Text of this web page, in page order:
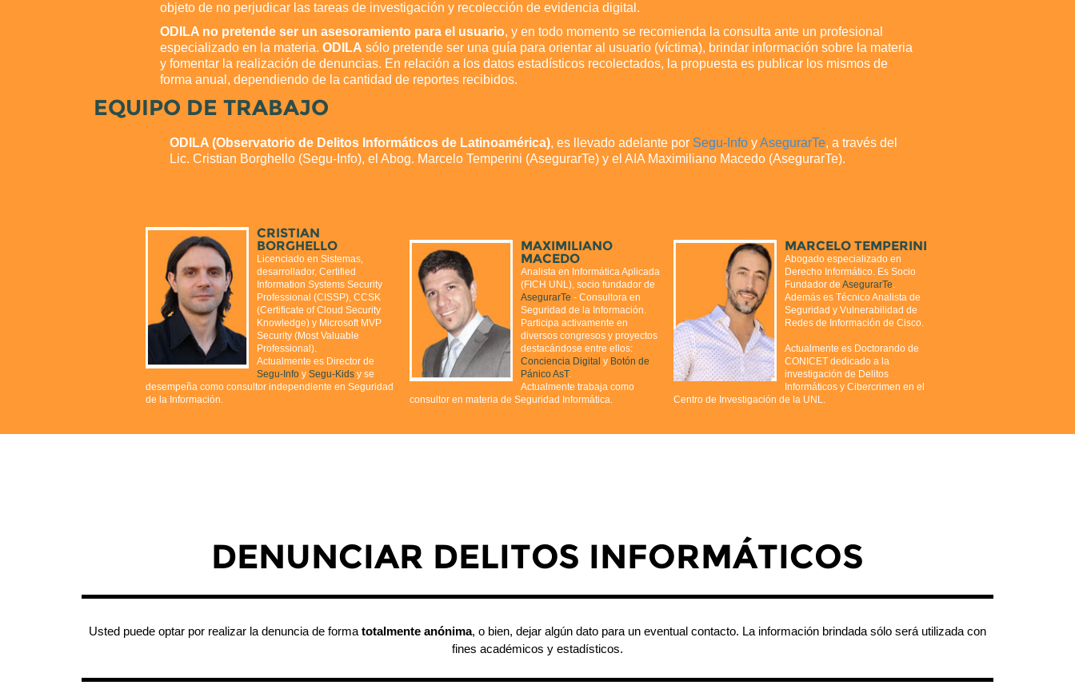
objeto de no perjudicar las tareas de investigación y recolección de evidencia digital.
ODILA no pretende ser un asesoramiento para el usuario, y en todo momento se recomienda la consulta ante un profesional
especializado en la materia. ODILA sólo pretende ser una guía para orientar al usuario (víctima), brindar información sobre la materia
y fomentar la realización de denuncias. En relación a los datos estadísticos recolectados, la propuesta es publicar los mismos de
forma anual, dependiendo de la cantidad de reportes recibidos.
EQUIPO DE TRABAJO
ODILA (Observatorio de Delitos Informáticos de Latinoamérica), es llevado adelante por Segu-Info yAsegurarTe, a través del
Lic. Cristian Borghello (Segu-Info), el Abog. Marcelo Temperini (AsegurarTe) y el AIA Maximiliano Macedo (AsegurarTe).
CRISTIAN
BORGHELLO
Licenciado en Sistemas,
desarrollador, Certified
Information Systems Security
Professional (CISSP), CCSK
(Certificate of Cloud Security
Knowledge) y Microsoft MVP
Security (Most Valuable
Professional).
Actualmente es Director de
Segu-Info y Segu-Kids y se
desempeña como consultor independiente en Seguridad
de la Información.
MAXIMILIANO
MACEDO
Analista en Informática Aplicada
(FICH UNL), socio fundador de
AsegurarTe - Consultora en
Seguridad de la Información.
Participa activamente en
diversos congresos y proyectos
destacándose entre ellos:
Conciencia Digital y Botón de
Pánico AsT.
Actualmente trabaja como
consultor en materia de Seguridad Informática.
MARCELO TEMPERINI
Abogado especializado en
Derecho Informático. Es Socio
Fundador de AsegurarTe.
Además es Técnico Analista de
Seguridad y Vulnerabilidad de
Redes de Información de Cisco.
Actualmente es Doctorando de
CONICET dedicado a la
investigación de Delitos
Informáticos y Cibercrimen en el
Centro de Investigación de la UNL.
DENUNCIAR DELITOS INFORMÁTICOS
Usted puede optar por realizar la denuncia de forma totalmente anónima, o bien, dejar algún dato para un eventual contacto. La información brindada sólo será utilizada con
fines académicos y estadísticos.